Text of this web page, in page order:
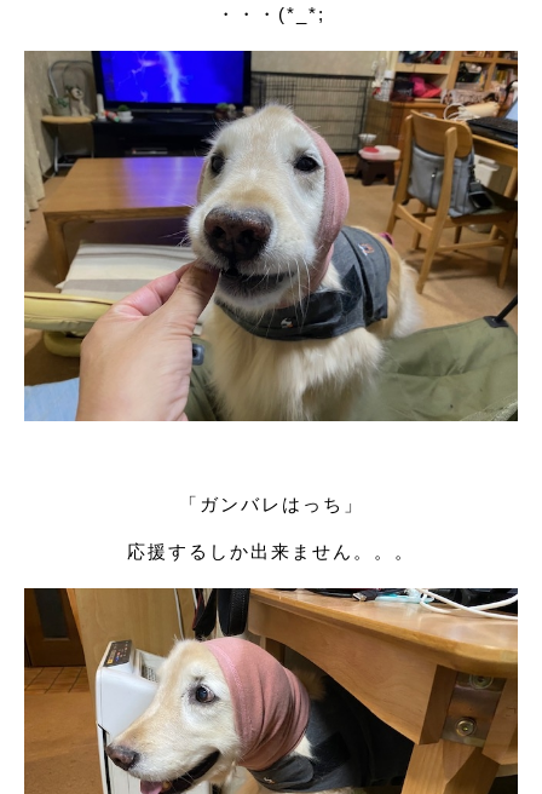
・・・(*_*;
「ガンバレはっち」
応援するしか出来ません。。。